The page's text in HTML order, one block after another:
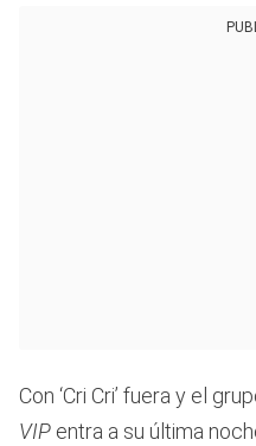
Con ‘Cri Cri’ fuera y el
VIP entra a su última